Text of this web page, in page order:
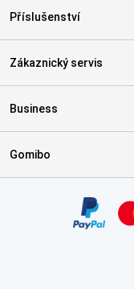
Příslušenství
Zákaznický servis
Business
Gomibo